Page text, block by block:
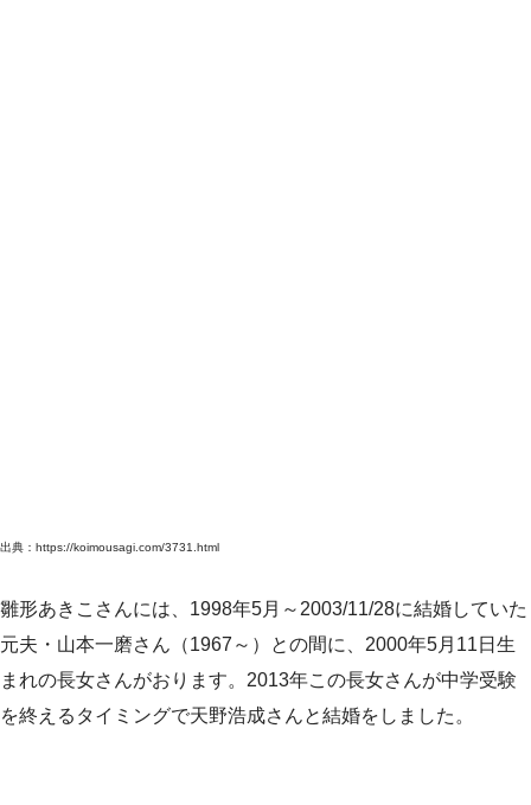
出典：https://koimousagi.com/3731.html
雛形あきこさんには、1998年5月～2003/11/28に結婚していた
元夫・山本一磨さん（1967～）との間に、2000年5月11日生
まれの長女さんがおります。2013年この長女さんが中学受験
を終えるタイミングで天野浩成さんと結婚をしました。